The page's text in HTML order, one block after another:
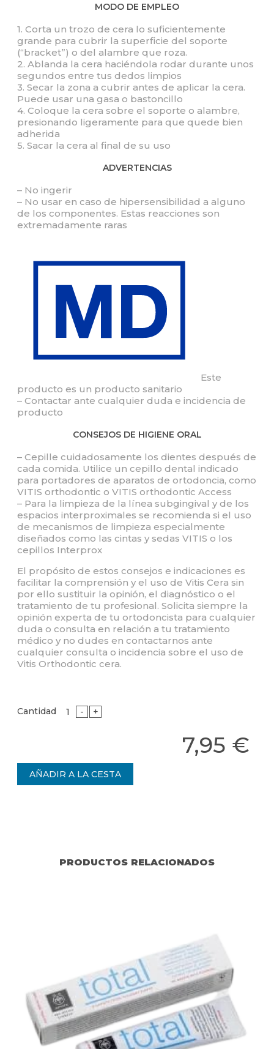
MODO DE EMPLEO
1. Corta un trozo de cera lo suficientemente
grande para cubrir la superficie del soporte
(“bracket”) o del alambre que roza.
2. Ablanda la cera haciéndola rodar durante unos
segundos entre tus dedos limpios
3. Secar la zona a cubrir antes de aplicar la cera.
Puede usar una gasa o bastoncillo
4. Coloque la cera sobre el soporte o alambre,
presionando ligeramente para que quede bien
adherida
5. Sacar la cera al final de su uso
ADVERTENCIAS
– No ingerir
– No usar en caso de hipersensibilidad a alguno
de los componentes. Estas reacciones son
extremadamente raras
Este
producto es un producto sanitario
– Contactar ante cualquier duda e incidencia de
producto
CONSEJOS DE HIGIENE ORAL
– Cepille cuidadosamente los dientes después de
cada comida. Utilice un cepillo dental indicado
para portadores de aparatos de ortodoncia, como
VITIS orthodontic o VITIS orthodontic Access
– Para la limpieza de la línea subgingival y de los
espacios interproximales se recomienda si el uso
de mecanismos de limpieza especialmente
diseñados como las cintas y sedas VITIS o los
cepillos Interprox
El propósito de estos consejos e indicaciones es
facilitar la comprensión y el uso de Vitis Cera sin
por ello sustituir la opinión, el diagnóstico o el
tratamiento de tu profesional. Solicita siempre la
opinión experta de tu ortodoncista para cualquier
duda o consulta en relación a tu tratamiento
médico y no dudes en contactarnos ante
cualquier consulta o incidencia sobre el uso de
Vitis Orthodontic cera.
Cantidad - +
7,95 €
PRODUCTOS RELACIONADOS